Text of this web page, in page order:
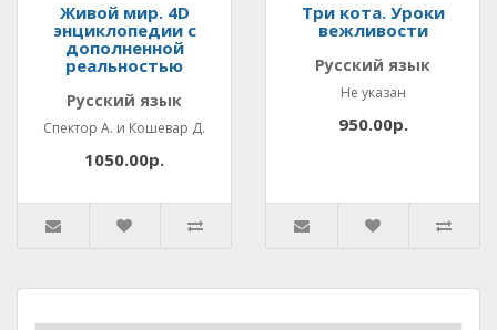
Живой мир. 4D
энциклопедии с
дополненной
реальностью
Русский язык
Спектор А. и Кошевар Д.
1050.00р.
Три кота. Уроки
вежливости
Русский язык
Не указан
950.00р.